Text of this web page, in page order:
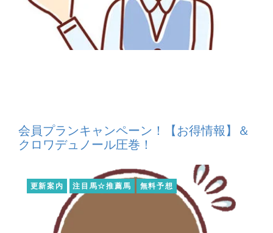
会員プランキャンペーン！【お得情報】＆
クロワデュノール圧巻！
更新案内 注目馬☆推薦馬 無料予想